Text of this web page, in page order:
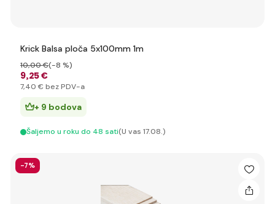
Krick Balsa ploča 5x100mm 1m
9,25 €
10,00 €(-8 %)
7,40 € bez PDV-a
+ 9 bodova
Šaljemo u roku do 48 sati(U vas 17.08.)
-7%